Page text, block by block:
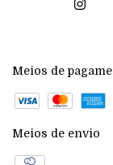
Meios de
Meios de envio